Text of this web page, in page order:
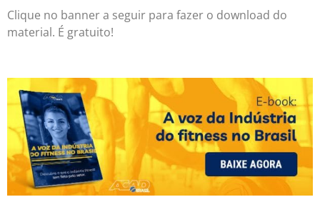
Clique no banner a seguir para fazer o download do
material. É gratuito!